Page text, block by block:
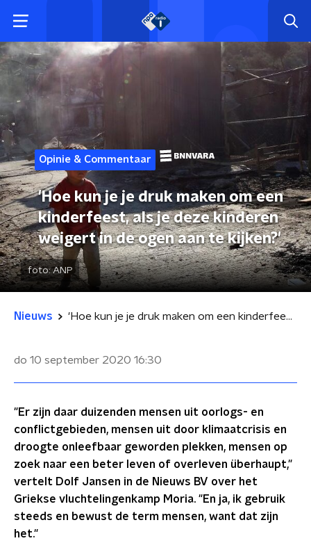
Opinie & Commentaar
'Hoe kun je je druk maken om een
kinderfeest, als je deze kinderen
weigert in de ogen aan te kijken?'
foto:ANP
Nieuws 'Hoe kun je je druk maken om een kinderfeest, als je deze kinderen weigert in de ogen aan te kijken?'
do 10 september 2020 16:30
"Er zijn daar duizenden mensen uit oorlogs- en
conflictgebieden, mensen uit door klimaatcrisis en
droogte onleefbaar geworden plekken, mensen op
zoek naar een beter leven of overleven überhaupt,"
vertelt Dolf Jansen in de Nieuws BV over het
Griekse vluchtelingenkamp Moria. "En ja, ik gebruik
steeds en bewust de term mensen, want dat zijn
het."